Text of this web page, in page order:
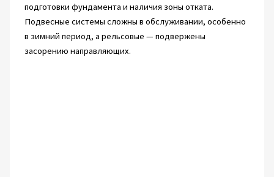
подготовки фундамента и наличия зоны отката.
Подвесные системы сложны в обслуживании, особенно
в зимний период, а рельсовые — подвержены
засорению направляющих.